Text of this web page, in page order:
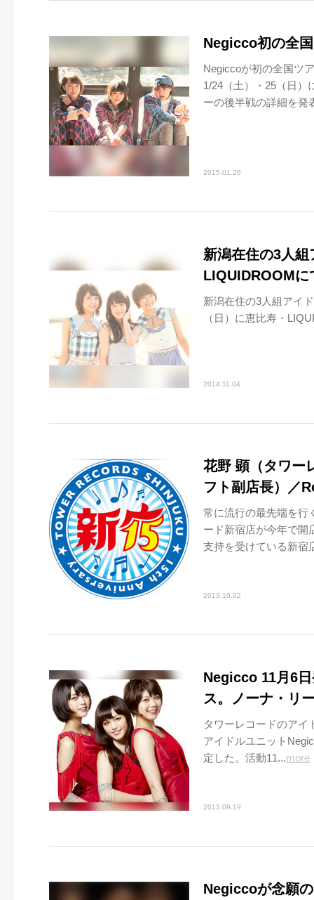
Negicco初の全
Negiccoが初の全国ツ
1/24（土）・25（日）
ーの後半戦の詳細を発
2015.01.26
新潟在住の3人
LIQUIDROOM
新潟在住の3人組アイ
（日）に恵比寿・
2014.11.04
花野 顕（タワー
フト副店長）／
常に流行の最先端を行
ード新宿店が今年で開
支持を受けている新宿
2013.10.02
Negicco 11月6
ス。ノーナ・リ
タワーレコードのアイ
アイドルユニット
定した。活動11...more
2013.09.19
Negiccoが念願